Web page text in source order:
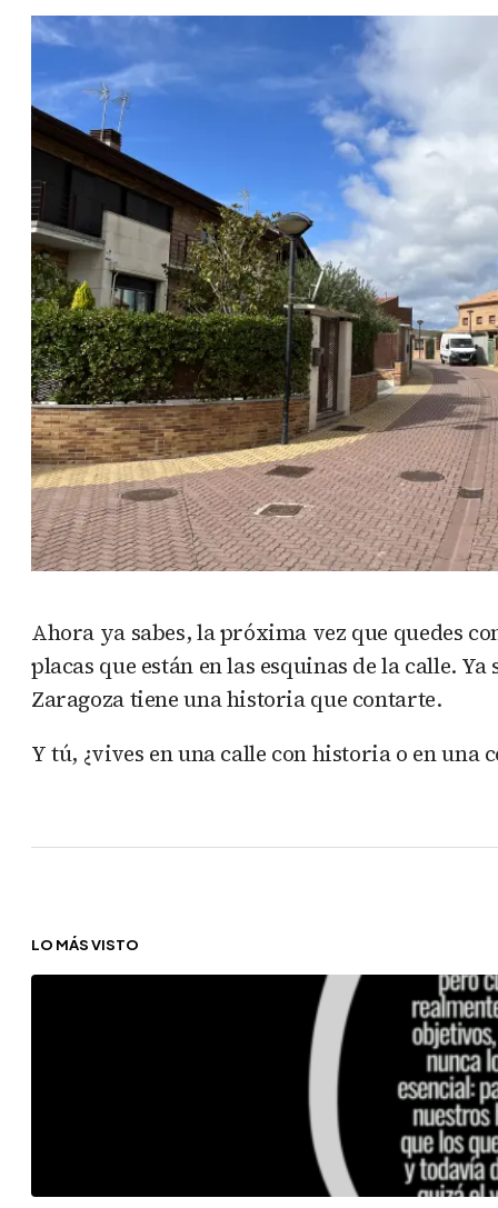
Ahora ya sabes, la próxima vez que quedes
placas que están en las esquinas de la calle.
Zaragoza tiene una historia que contarte.
Y tú, ¿vives en una calle con historia o en una
LO MÁS VISTO